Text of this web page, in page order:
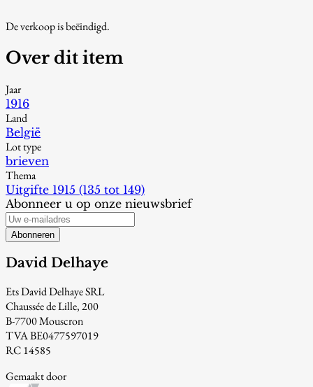
De verkoop is beëindigd.
Over dit item
Jaar
1916
Land
België
Lot type
brieven
Thema
Uitgifte 1915 (135 tot 149)
Abonneer u op onze nieuwsbrief
Abonneren
David Delhaye
Ets David Delhaye SRL
Chaussée de Lille, 200
B-7700 Mouscron
TVA BE0477597019
RC 14585
Gemaakt door